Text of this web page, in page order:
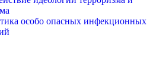
особо опасных инфекционных